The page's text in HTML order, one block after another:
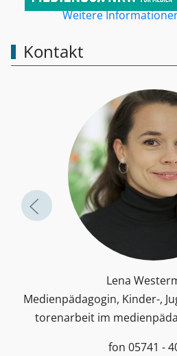
Kontakt
Lena
Medienpädagogin, Kinder-,
toren­arbeit im
fon 05741 -
Weitere